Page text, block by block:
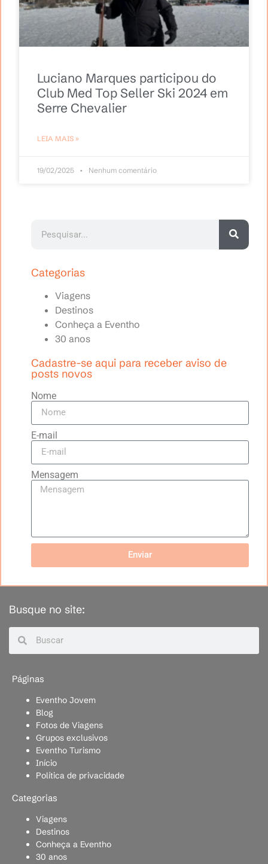
Luciano Marques participou do
Club Med Top Seller Ski 2024 em
Serre Chevalier
LEIA MAIS »
19/02/2025 Nenhum comentário
Categorias
Viagens
Destinos
Conheça a Eventho
30 anos
Cadastre-se aqui para receber aviso de
posts novos
Nome
E-mail
Mensagem
Enviar
Busque no site:
Páginas
Eventho Jovem
Blog
Fotos de Viagens
Grupos exclusivos
Eventho Turismo
Início
Política de privacidade
Categorias
Viagens
Destinos
Conheça a Eventho
30 anos